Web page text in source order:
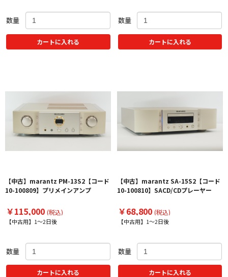
数量
カートに入れる
数量
カートに入れる
【中古】marantz PM-13S2【コード
10-100809】プリメインアンプ
￥115,000 (税込)
【中古用】1～2日後
数量
カートに入れる
【中古】marantz SA-15S2【コード
10-100810】SACD/CDプレーヤー
￥68,800 (税込)
【中古用】1～2日後
数量
カートに入れる